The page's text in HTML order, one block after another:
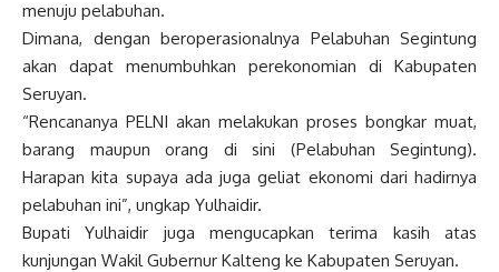
menuju pelabuhan.
Dimana, dengan beroperasionalnya Pelabuhan Segintung
akan dapat menumbuhkan perekonomian di Kabupaten
Seruyan.
“Rencananya PELNI akan melakukan proses bongkar muat,
barang maupun orang di sini (Pelabuhan Segintung).
Harapan kita supaya ada juga geliat ekonomi dari hadirnya
pelabuhan ini”, ungkap Yulhaidir.
Bupati Yulhaidir juga mengucapkan terima kasih atas
kunjungan Wakil Gubernur Kalteng ke Kabupaten Seruyan.